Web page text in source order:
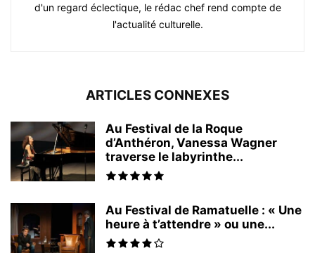
d'un regard éclectique, le rédac chef rend compte de
l'actualité culturelle.
ARTICLES CONNEXES
Au Festival de la Roque
d’Anthéron, Vanessa Wagner
traverse le labyrinthe...
Au Festival de Ramatuelle : « Une
heure à t’attendre » ou une...